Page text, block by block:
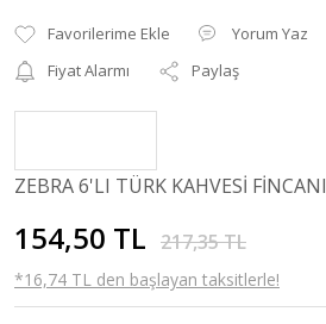
Yorum Yaz
Fiyat Alarmı
Paylaş
ZEBRA 6'LI TÜRK KAHVESİ FİNCANI
154,50 TL 217,35 TL
*16,74 TL den başlayan taksitlerle!